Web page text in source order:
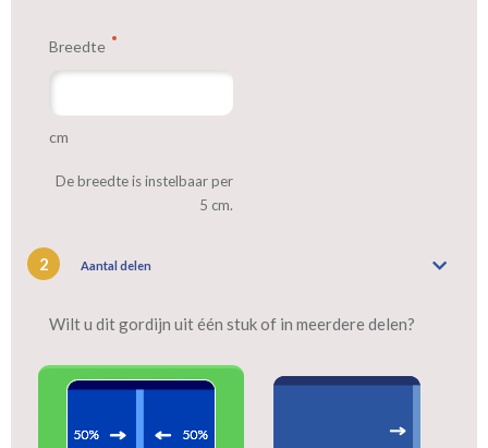
Breedte
cm
De breedte is instelbaar per
5 cm.
2 Aantal delen
Wilt u dit gordijn uit één stuk of in meerdere delen?